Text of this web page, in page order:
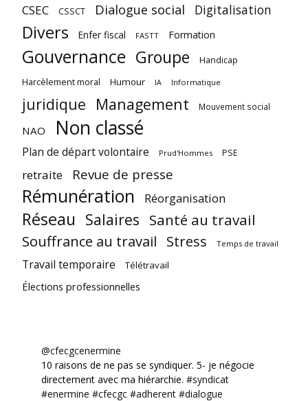
CSEC CSSCT Dialogue social Digitalisation
Divers Enfer fiscal FASTT Formation
Gouvernance Groupe Handicap
Harcèlement moral Humour IA Informatique
juridique Management Mouvement social
NAO Non classé
Plan de départ volontaire Prud'Hommes PSE
retraite Revue de presse
Rémunération Réorganisation
Réseau Salaires Santé au travail
Souffrance au travail Stress Temps de travail
Travail temporaire Télétravail
Élections professionnelles
@cfecgcenermine
10 raisons de ne pas se syndiquer. 5- je négocie
directement avec ma hiérarchie. #syndicat
#enermine #cfecgc #adherent #dialogue